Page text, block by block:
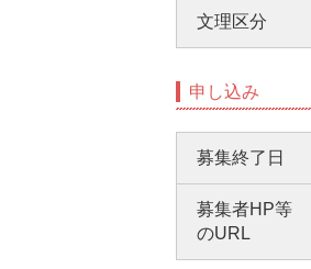
文理区分
申し込み
募集終了日
募集者HP等
のURL